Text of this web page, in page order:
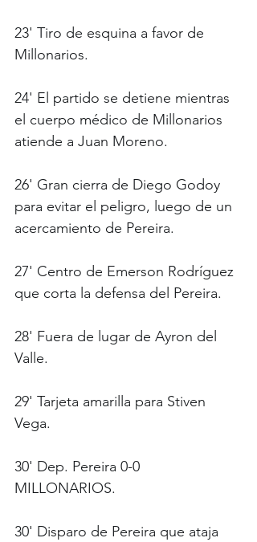
23' Tiro de esquina a favor de
Millonarios.
24' El partido se detiene mientras
el cuerpo médico de Millonarios
atiende a Juan Moreno.
26' Gran cierra de Diego Godoy
para evitar el peligro, luego de un
acercamiento de Pereira.
27' Centro de Emerson Rodríguez
que corta la defensa del Pereira.
28' Fuera de lugar de Ayron del
Valle.
29' Tarjeta amarilla para Stiven
Vega.
30' Dep. Pereira 0-0
MILLONARIOS.
30' Disparo de Pereira que ataja